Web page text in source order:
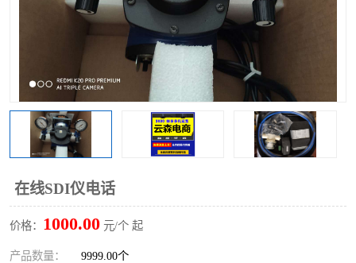
在线SDI仪电话
价格： 1000.00 元/个 起
产品数量： 9999.00个